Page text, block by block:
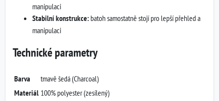
manipulaci
Stabilní konstrukce: batoh samostatně stojí pro lepší přehled a
manipulaci
Technické parametry
Barva tmavě šedá (Charcoal)
Materiál 100% polyester (zesílený)